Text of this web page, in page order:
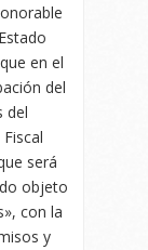
en el
del
del
será
objeto
con la
y